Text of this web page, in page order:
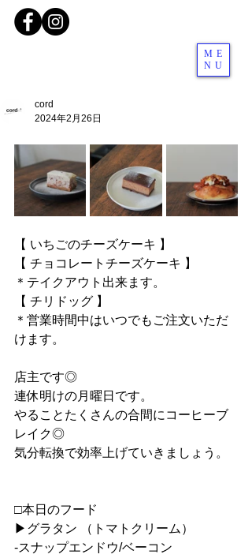
ME
NU
cord
2024年2月26日
【 いちごのチーズケーキ 】
【 チョコレートチーズケーキ 】
＊テイクアウト出来ます。
【 チリドッグ 】
＊営業時間中はいつでもご注文いただ
けます。
店主です◎
連休明けの月曜日です。
やることたくさんの合間にコーヒーブ
レイク◎
気分転換で効率上げていきましょう。
□本日のフード
▶︎グラタン （トマトクリーム）
-スナップエンドウ/ベーコン